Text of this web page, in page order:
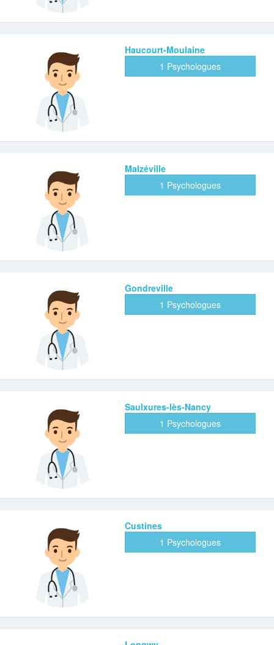
Haucourt-Moulaine
1 Psychologues
Malzéville
1 Psychologues
Gondreville
1 Psychologues
Saulxures-lès-Nancy
1 Psychologues
Custines
1 Psychologues